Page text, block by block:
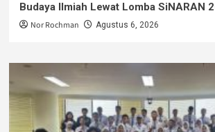
Budaya Ilmiah Lewat Lomba SiNARAN
Nor Rochman Agustus 6, 2026